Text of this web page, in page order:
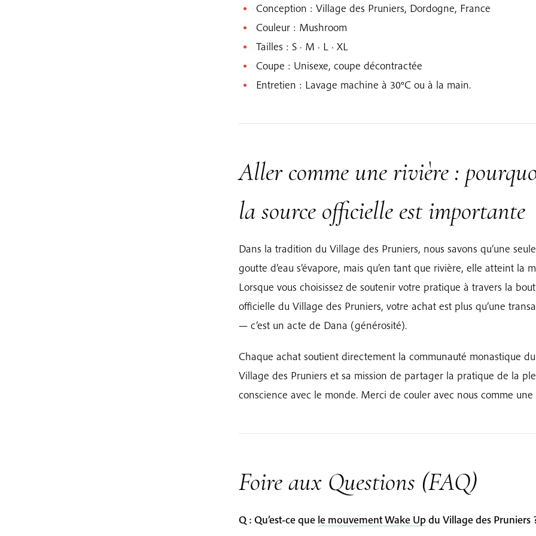
Conception : Village des Pruniers, Dordogne, France
Couleur : Mushroom
Tailles : S · M · L · XL
Coupe : Unisexe, coupe décontractée
Entretien : Lavage machine à 30°C ou à la main.
Aller comme une rivière :
la source officielle est importante
Dans la tradition du Village des Pruniers, nous savons qu’une seule
goutte d’eau s’évapore, mais qu’en tant que rivière, elle atteint la
Lorsque vous choisissez de soutenir votre pratique à travers la
officielle du Village des Pruniers, votre achat est plus qu’une
— c’est un acte de Dana (générosité).
Chaque achat soutient directement la communauté monastique du
Village des Pruniers et sa mission de partager la pratique de la
conscience avec le monde. Merci de couler avec nous comme une
Foire aux Questions (FAQ)
Q : Qu’est-ce que le mouvement Wake Updu Village des Pruniers